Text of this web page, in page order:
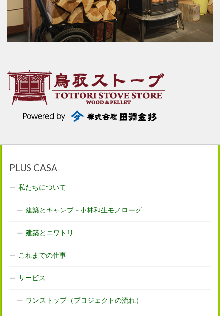
PLUS CASA
私たちについて
建築とキャンプ – 小林和生モノローグ
建築とニワトリ
これまでの仕事
サービス
ワンストップ（プロジェクトの流れ）